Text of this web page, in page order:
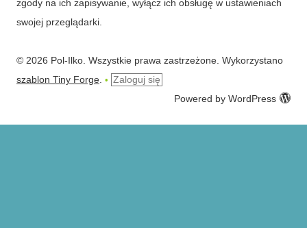
zgody na ich zapisywanie, wyłącz ich obsługę w ustawieniach
swojej przeglądarki.
© 2026 Pol-Ilko. Wszystkie prawa zastrzeżone. Wykorzystano
szablon Tiny Forge • Zaloguj się
Powered by WordPress